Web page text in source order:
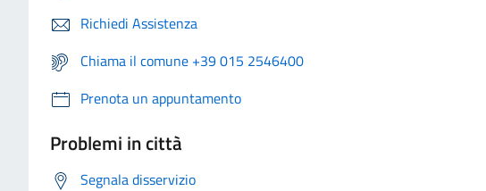
Richiedi Assistenza
Chiama il comune +39 015 2546400
Prenota un appuntamento
Problemi in città
Segnala disservizio